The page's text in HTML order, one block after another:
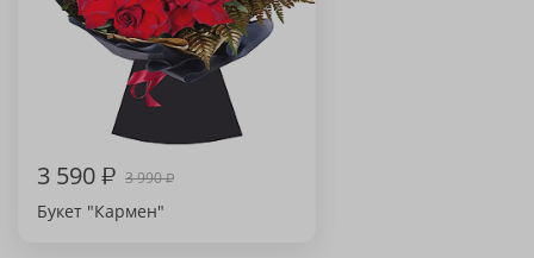
3 590₽ 3 990₽
Букет "Кармен"